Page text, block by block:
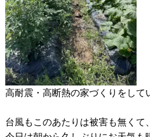
高耐震・高断熱の家づくりをし
台風もこのあたりは被害も無くて